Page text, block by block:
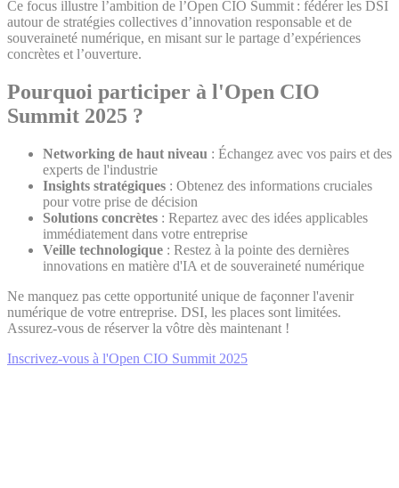
Ce focus illustre l’ambition de l’Open CIO Summit : fédérer les DSI
autour de stratégies collectives d’innovation responsable et de
souveraineté numérique, en misant sur le partage d’expériences
concrètes et l’ouverture.
Pourquoi participer à l'Open CIO
Summit 2025 ?
Networking de haut niveau : Échangez avec vos pairs et des
experts de l'industrie
Insights stratégiques : Obtenez des informations cruciales
pour votre prise de décision
Solutions concrètes : Repartez avec des idées applicables
immédiatement dans votre entreprise
Veille technologique : Restez à la pointe des dernières
innovations en matière d'IA et de souveraineté numérique
Ne manquez pas cette opportunité unique de façonner l'avenir
numérique de votre entreprise. DSI, les places sont limitées.
Assurez-vous de réserver la vôtre dès maintenant !
Inscrivez-vous à l'Open CIO Summit 2025